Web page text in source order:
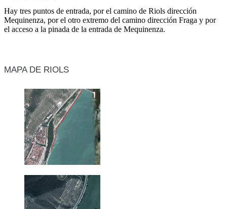
Hay tres puntos de entrada, por el camino de Riols dirección
Mequinenza, por el otro extremo del camino dirección Fraga y por
el acceso a la pinada de la entrada de Mequinenza.
MAPA DE RIOLS